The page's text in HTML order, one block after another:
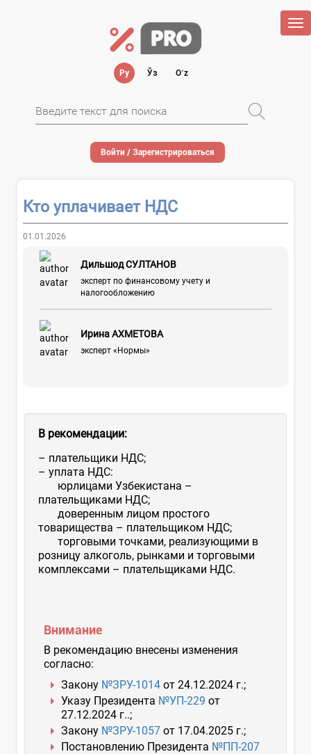
Ру Ўз Oʻz
Войти / Зарегистрироваться
Кто уплачивает НДС
01.01.2026
Дильшод СУЛТАНОВ
эксперт по финансовому учету и
налогообложению
Ирина АХМЕТОВА
эксперт «Нормы»
В рекомендации:
– плательщики НДС;
– уплата НДС:
юрлицами Узбекистана –
плательщиками НДС;
доверенным лицом простого
товарищества – плательщиком НДС;
торговыми точками, реализующими в
розницу алкоголь, рынками и торговыми
комплексами – плательщиками НДС.
Внимание
В рекомендацию внесены изменения
согласно:
Закону №ЗРУ-1014 от 24.12.2024 г.;
Указу Президента №УП-229 от
27.12.2024 г..;
Закону №ЗРУ-1057 от 17.04.2025 г.;
Постановлению Президента №ПП-207